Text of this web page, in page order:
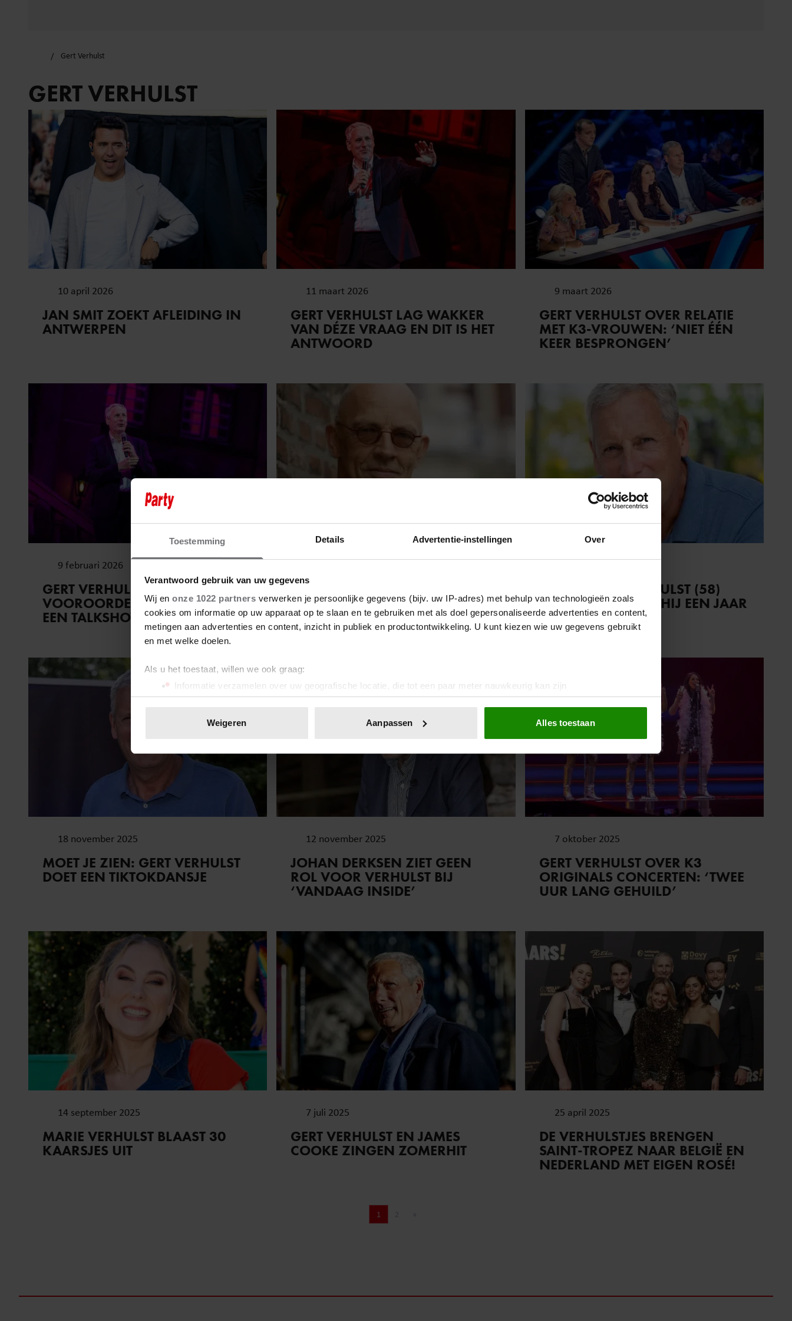
Toestemming Details Advertentie-instellingen Over
Verantwoord gebruik van uw gegevens
Wij en onze 1022 partners verwerken je persoonlijke gegevens (bijv. uw IP-adres) met behulp van technologieën zoals
cookies om informatie op uw apparaat op te slaan en te gebruiken met als doel gepersonaliseerde advertenties en content,
metingen aan advertenties en content, inzicht in publiek en productontwikkeling. U kunt kiezen wie uw gegevens gebruikt
en met welke doelen.
Als u het toestaat, willen we ook graag:
Informatie verzamelen over uw geografische locatie, die tot een paar meter nauwkeurig kan zijn
Uw apparaat identificeren door het actief te scannen op specifieke eigenschappen (fingerprinting)
toestemming op elk moment wijzigen of intrekken in de Cookieverklaring.
We gebruiken cookies om content en advertenties te personaliseren, om functies voor social media te bieden en om ons
websiteverkeer te analyseren. Ook delen we informatie over uw gebruik van onze site met onze partners voor social
media, adverteren en analyse. Deze partners kunnen deze gegevens combineren met andere informatie die u aan ze heeft
verstrekt of die ze hebben verzameld op basis van uw gebruik van hun services. U gaat akkoord met onze cookies als u
onze website blijft gebruiken.
Weigeren Aanpassen Alles toestaan
Gert Verhulst
GERT VERHULST
10 april 2026
JAN SMIT ZOEKT AFLEIDING IN
ANTWERPEN
11 maart 2026
GERT VERHULST LAG WAKKER
VAN DÉZE VRAAG EN DIT IS HET
ANTWOORD
9 maart 2026
GERT VERHULST OVER RELATIE
MET K3-VROUWEN: ‘NIET ÉÉN
KEER BESPRONGEN’
9 februari 2026
GERT VERHULST HAD LAST VAN
VOOROORDELEN: ‘ALS BASSIE
EEN TALKSHOW BEGINT’
ACTEUR TON FEIL (74)
OVERLEDEN, BEKEND VAN ‘HET
HUIS ANUBIS’
JARIGE GERT VERHULST (58)
DENKT ALTIJD DAT HIJ EEN JAAR
OUDER IS
18 november 2025
MOET JE ZIEN: GERT VERHULST
DOET EEN TIKTOKDANSJE
12 november 2025
JOHAN DERKSEN ZIET GEEN
ROL VOOR VERHULST BIJ
‘VANDAAG INSIDE’
7 oktober 2025
GERT VERHULST OVER K3
ORIGINALS CONCERTEN: ‘TWEE
UUR LANG GEHUILD’
14 september 2025
MARIE VERHULST BLAAST 30
KAARSJES UIT
7 juli 2025
GERT VERHULST EN JAMES
COOKE ZINGEN ZOMERHIT
25 april 2025
DE VERHULSTJES BRENGEN
SAINT-TROPEZ NAAR BELGIË EN
NEDERLAND MET EIGEN ROSÉ!
Pagina
1